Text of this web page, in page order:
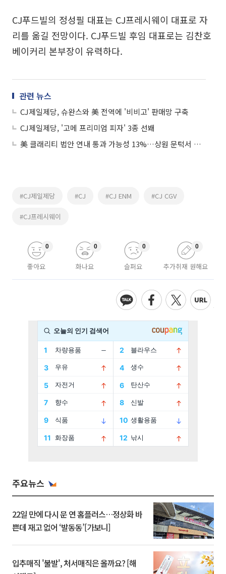
CJ푸드빌의 정성필 대표는 CJ프레시웨이 대표로 자
리를 옮길 전망이다. CJ푸드빌 후임 대표로는 김찬호
베이커리 본부장이 유력하다.
관련 뉴스
CJ제일제당, 슈완스와 美 전역에 '비비고' 판매망 구축
CJ제일제당, '고메 프리미엄 피자' 3종 선봬
美 클래리티 법안 연내 통과 가능성 13%…상원 문턱서 제동
#CJ제일제당 #CJ #CJ ENM #CJ CGV
#CJ프레시웨이
좋아요
0
화나요
0
슬퍼요
0
추가취재 원해요
0
주요뉴스
22일 만에 다시 문 연 홈플러스…정상화 바
쁜데 재고 없어 ‘발동동’[가보니]
입추매직 '불발', 처서매직은 올까요? [해